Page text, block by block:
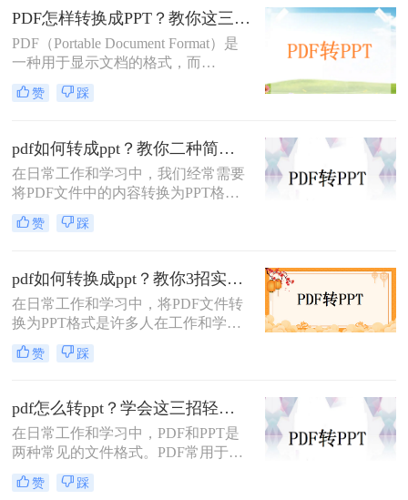
件中的内容转换成PPT（PowerPoint
Presentation）格式，以便进行演示或
进一步编辑。那么pdf文件如何转ppt
格式呢？本文将详细介绍几种将PDF
文件转换为PPT格式的有效方法，帮
助您轻松应对这一需求。
PDF怎样转换成PPT？教你这三种转换方法！
PDF（Portable Document Format）是
一种用于显示文档的格式，而
PPT（PowerPoint）是一种用于演示的
文件格式。PDF文件常用于保存文档
文件转换为PPT格式以便于制作演示
文稿。那么PDF怎样转换成PPT呢？
在本文中，我们将介绍三种方法，以
帮助您将PDF文件转换为PPT文件。
赞 踩
pdf如何转成ppt？教你二种简单实用的转换方法!
在日常工作和学习中，我们经常需要
将PDF文件中的内容转换为PPT格
式，以便于演示和分享。那么PDF如
何转成PPT呢？以下是两种常用的方
换。
赞 踩
pdf如何转换成ppt？教你3招实用方法轻松搞定！
在日常工作和学习中，将PDF文件转
换为PPT格式是许多人在工作和学习
中常遇到的需求，特别是当需要将
PDF中的内容进行编辑、演示或分享
文将介绍三种常用的PDF转PPT的方
法。
赞 踩
pdf怎么转ppt？学会这三招轻松搞定转换！
在日常工作和学习中，PDF和PPT是
两种常见的文件格式。PDF常用于文
档的查看和分享，而PPT则更多地用
于制作演示文稿和进行演讲。有时，
赞 踩